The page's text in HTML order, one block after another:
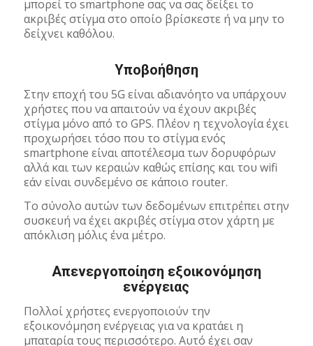
μπορεί το smartphone σας να σας δείξει το
ακριβές στίγμα στο οποίο βρίσκεστε ή να μην το
δείχνει καθόλου.
Υποβοήθηση
Στην εποχή του 5G είναι αδιανόητο να υπάρχουν
χρήστες που να απαιτούν να έχουν ακριβές
στίγμα μόνο από το GPS. Πλέον η τεχνολογία έχει
προχωρήσει τόσο που το στίγμα ενός
smartphone είναι αποτέλεσμα των δορυφόρων
αλλά και των κεραιών καθώς επίσης και του wifi
εάν είναι συνδεμένο σε κάποιο router.
Το σύνολο αυτών των δεδομένων επιτρέπει στην
συσκευή να έχει ακριβές στίγμα στον χάρτη με
απόκλιση μόλις ένα μέτρο.
Απενεργοποίηση εξοικονόμηση
ενέργειας
Πολλοί χρήστες ενεργοποιούν την
εξοικονόμηση ενέργειας για να κρατάει η
μπαταρία τους περισσότερο. Αυτό έχει σαν